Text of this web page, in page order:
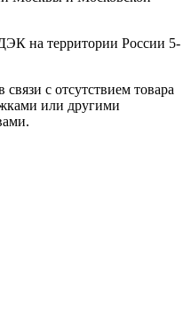
на территории России 5-
с отсутствием товара
или другими